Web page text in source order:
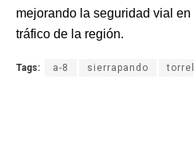
mejorando la seguridad vial
tráfico de la región.
Tags: a-8 sierrapando